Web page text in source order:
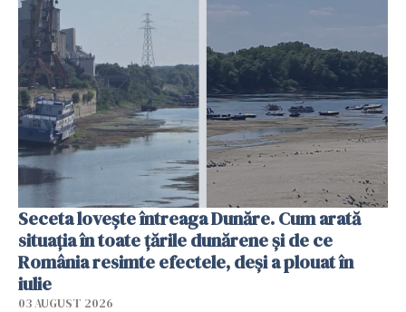
Seceta lovește întreaga Dunăre. Cum arată
situația în toate țările dunărene și de ce
România resimte efectele, deși a plouat în
iulie
03 AUGUST 2026